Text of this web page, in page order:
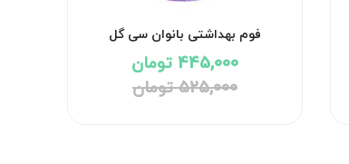
فوم بهداشتی بانوان سی گل
445,000 تومان
525,000 تومان